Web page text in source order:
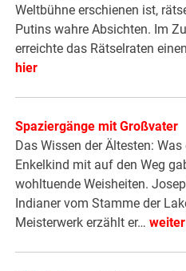
Weltbühne erschienen ist,
Putins wahre Absichten. Im
erreichte das Rätselraten
hier
Spaziergänge mit Großvater
Das Wissen der Ältesten:
Enkelkind mit auf den Weg
wohltuende Weisheiten.
Indianer vom Stamme der
Meisterwerk erzählt er…